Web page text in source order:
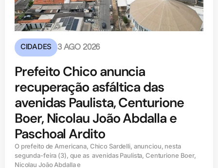
CIDADES 3 AGO 2026
Prefeito Chico anuncia
recuperação asfáltica das
avenidas Paulista, Centurione
Boer, Nicolau João Abdalla e
Paschoal Ardito
O prefeito de Americana, Chico Sardelli, anunciou, nesta
segunda-feira (3), que as avenidas Paulista, Centurione Boer,
Nicolau João Abdalla e